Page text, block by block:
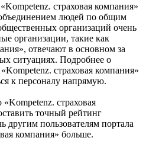
страховая компания»
людей по общим
организаций очень
организации, такие как
отвечают в основном за
ситуациях. Подробнее о
страховая компания»
к персоналу напрямую.
страховая
точный рейтинг
пользователям портала
компания» больше.